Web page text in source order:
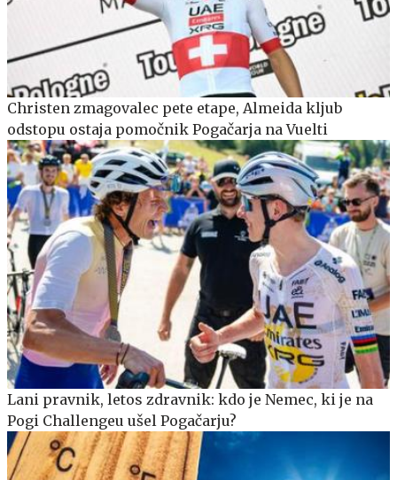
Christen zmagovalec pete etape, Almeida kljub
odstopu ostaja pomočnik Pogačarja na Vuelti
Lani pravnik, letos zdravnik: kdo je Nemec, ki je na
Pogi Challengeu ušel Pogačarju?